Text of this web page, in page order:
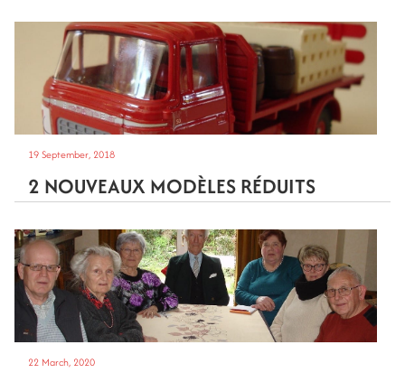
19 September, 2018
2 NOUVEAUX MODÈLES RÉDUITS
22 March, 2020